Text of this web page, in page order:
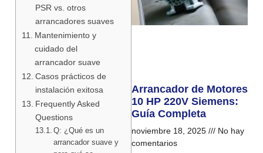
PSR vs. otros
arrancadores suaves
Mantenimiento y
cuidado del
arrancador suave
Casos prácticos de
instalación exitosa
Frequently Asked
Questions
Q: ¿Qué es un
arrancador suave y
Arrancador de Motores
10 HP 220V Siemens:
Guía Completa
noviembre 18, 2025
No hay
comentarios